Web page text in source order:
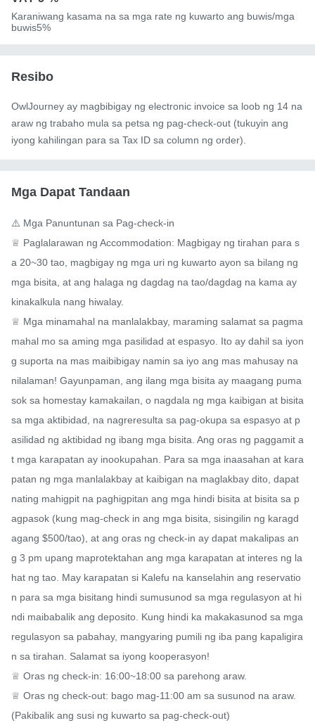
Karaniwang kasama na sa mga rate ng kuwarto ang buwis/mga
buwis5%
Resibo
OwlJourney ay magbibigay ng electronic invoice sa loob ng 14 na
araw ng trabaho mula sa petsa ng pag-check-out (tukuyin ang
iyong kahilingan para sa Tax ID sa column ng order).
Mga Dapat Tandaan
⚠️ Mga Panuntunan sa Pag-check-in
♕ Paglalarawan ng Accommodation: Magbigay ng tirahan para s
a 20~30 tao, magbigay ng mga uri ng kuwarto ayon sa bilang ng
mga bisita, at ang halaga ng dagdag na tao/dagdag na kama ay
kinakalkula nang hiwalay.
♕ Mga minamahal na manlalakbay, maraming salamat sa pagma
mahal mo sa aming mga pasilidad at espasyo. Ito ay dahil sa iyon
g suporta na mas maibibigay namin sa iyo ang mas mahusay na
nilalaman! Gayunpaman, ang ilang mga bisita ay maagang puma
sok sa homestay kamakailan, o nagdala ng mga kaibigan at bisita
sa mga aktibidad, na nagreresulta sa pag-okupa sa espasyo at p
asilidad ng aktibidad ng ibang mga bisita. Ang oras ng paggamit a
t mga karapatan ay inookupahan. Para sa mga inaasahan at kara
patan ng mga manlalakbay at kaibigan na maglakbay dito, dapat
nating mahigpit na paghigpitan ang mga hindi bisita at bisita sa p
agpasok (kung mag-check in ang mga bisita, sisingilin ng karagd
agang $500/tao), at ang oras ng check-in ay dapat makalipas an
g 3 pm upang maprotektahan ang mga karapatan at interes ng la
hat ng tao. May karapatan si Kalefu na kanselahin ang reservatio
n para sa mga bisitang hindi sumusunod sa mga regulasyon at hi
ndi maibabalik ang deposito. Kung hindi ka makakasunod sa mga
regulasyon sa pabahay, mangyaring pumili ng iba pang kapaligira
n sa tirahan. Salamat sa iyong kooperasyon!
♕ Oras ng check-in: 16:00~18:00 sa parehong araw.
♕ Oras ng check-out: bago mag-11:00 am sa susunod na araw.
(Pakibalik ang susi ng kuwarto sa pag-check-out)